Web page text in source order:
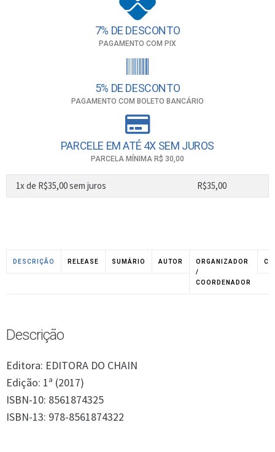
7% DE DESCONTO
PAGAMENTO COM PIX
5% DE DESCONTO
PAGAMENTO COM BOLETO BANCÁRIO
PARCELE EM ATÉ 4X SEM JUROS
PARCELA MÍNIMA R$ 30,00
1x de R$35,00sem juros R$35,00
DESCRIÇÃO RELEASE SUMÁRIO AUTOR
ORGANIZADOR
/
COORDENADOR
Descrição
Editora: EDITORA DO CHAIN
Edição: 1ª (2017)
ISBN-10: 8561874325
ISBN-13: 978-8561874322